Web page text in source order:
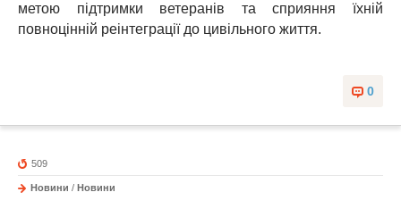
метою підтримки ветеранів та сприяння їхній
повноцінній реінтеграції до цивільного життя.
0
509
Новини / Новини